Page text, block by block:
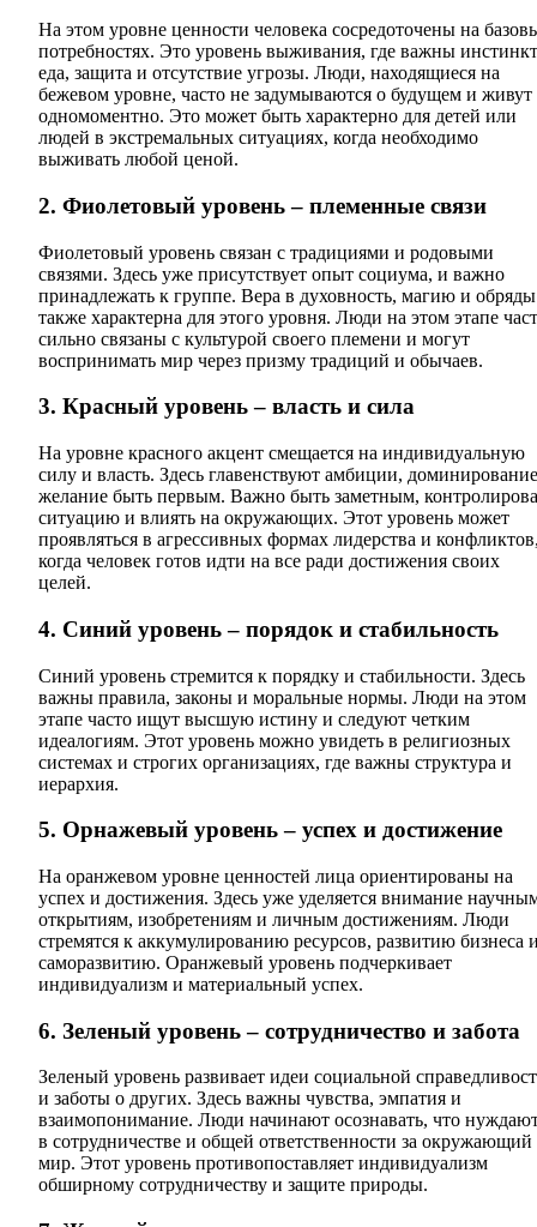
На этом уровне ценности человека сосредоточены на
потребностях. Это уровень выживания, где важны
еда, защита и отсутствие угрозы. Люди, находящиеся на
бежевом уровне, часто не задумываются о будущем и живут
одномоментно. Это может быть характерно для детей или
людей в экстремальных ситуациях, когда необходимо
выживать любой ценой.
2. Фиолетовый уровень – племенные связи
Фиолетовый уровень связан с традициями и родовыми
связями. Здесь уже присутствует опыт социума, и важно
принадлежать к группе. Вера в духовность, магию и обряды
также характерна для этого уровня. Люди на этом этапе
сильно связаны с культурой своего племени и могут
воспринимать мир через призму традиций и обычаев.
3. Красный уровень – власть и сила
На уровне красного акцент смещается на индивидуальную
силу и власть. Здесь главенствуют амбиции,
желание быть первым. Важно быть заметным,
ситуацию и влиять на окружающих. Этот уровень может
проявляться в агрессивных формах лидерства и
когда человек готов идти на все ради достижения своих
целей.
4. Синий уровень – порядок и стабильность
Синий уровень стремится к порядку и стабильности. Здесь
важны правила, законы и моральные нормы. Люди на этом
этапе часто ищут высшую истину и следуют четким
идеалогиям. Этот уровень можно увидеть в религиозных
системах и строгих организациях, где важны структура и
иерархия.
5. Орнажевый уровень – успех и достижение
На оранжевом уровне ценностей лица ориентированы на
успех и достижения. Здесь уже уделяется внимание
открытиям, изобретениям и личным достижениям. Люди
стремятся к аккумулированию ресурсов, развитию бизнеса
саморазвитию. Оранжевый уровень подчеркивает
индивидуализм и материальный успех.
6. Зеленый уровень – сотрудничество и забота
Зеленый уровень развивает идеи социальной
и заботы о других. Здесь важны чувства, эмпатия и
взаимопонимание. Люди начинают осознавать, что
в сотрудничестве и общей ответственности за окружающий
мир. Этот уровень противопоставляет индивидуализм
обширному сотрудничеству и защите природы.